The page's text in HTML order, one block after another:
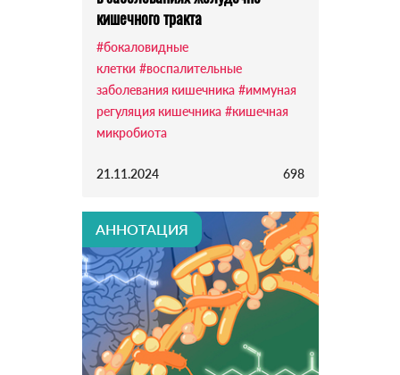
кишечного тракта
#бокаловидные
клетки #воспалительные
заболевания кишечника #иммуная
регуляция кишечника #кишечная
микробиота
21.11.2024 698
АННОТАЦИЯ